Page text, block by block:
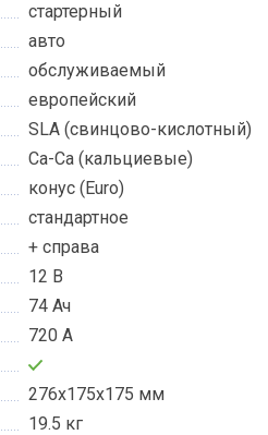
стартерный
авто
обслуживаемый
европейский
SLA (свинцово-кислотный)
Ca-Ca (кальциевые)
конус (Euro)
стандартное
+ справа
12 В
74 Ач
720 А
276x175x175 мм
19.5 кг